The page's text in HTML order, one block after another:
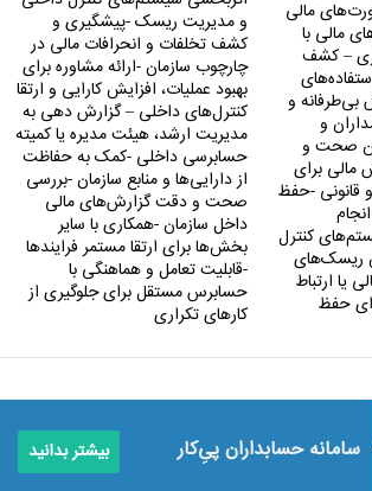
مالی
مالی با
– کشف
و
و
صحت و
مالی برای
قانونی -حفظ
کنترل
ریسک‌های
یا ارتباط
حفظ
و مدیریت ریسک -پیشگیری و
کشف تخلفات و انحرافات مالی در
چارچوب سازمان -ارائه مشاوره برای
بهبود عملیات، افزایش کارایی و ارتقا
کنترل‌های داخلی – گزارش ‌دهی به
مدیریت ارشد، هیئت مدیره یا کمیته
حسابرسی داخلی -کمک به حفاظت
از دارایی‌ها و منابع سازمان -بررسی
صحت و دقت گزارش‌های مالی
داخل سازمان -همکاری با سایر
بخش‌ها برای ارتقا مستمر فرایندها
-قابلیت تعامل و هماهنگی با
حسابرس مستقل برای جلوگیری از
کارهای تکراری
سامانه حسابداران پی‌ِکار بیشتر بدانید